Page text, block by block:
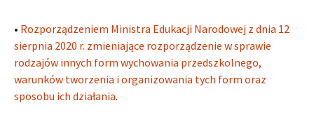
• Rozporządzeniem Ministra Edukacji Narodowej z dnia 12
sierpnia 2020 r. zmieniające rozporządzenie w sprawie
rodzajów innych form wychowania przedszkolnego,
warunków tworzenia i organizowania tych form oraz
sposobu ich działania.